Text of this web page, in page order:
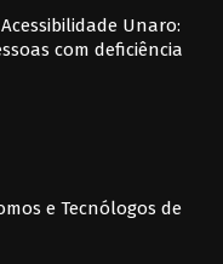
Unaro:
com deficiência
e Tecnólogos de